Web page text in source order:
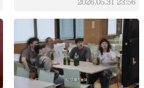
2026.05.31 23:56